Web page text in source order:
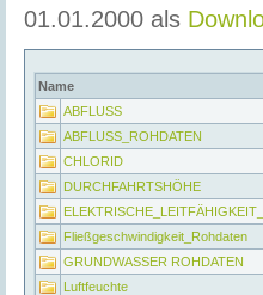
01.01.2000 als
Name
ABFLUSS
ABFLUSS_ROHDATEN
CHLORID
DURCHFAHRTSHÖHE
Fließgeschwindigkeit_Rohdaten
GRUNDWASSER ROHDATEN
Luftfeuchte